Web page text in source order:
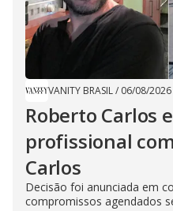
VANITY BRASIL/ 06/08/2026
Roberto Carlos
profissional
Carlos
Decisão foi anunciada em
compromissos agendados